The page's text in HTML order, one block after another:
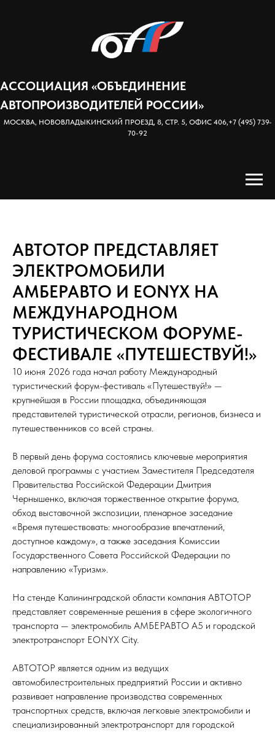
АССОЦИАЦИЯ «ОБЪЕДИНЕНИЕ
АВТОПРОИЗВОДИТЕЛЕЙ РОССИИ»
МОСКВА, НОВОВЛАДЫКИНСКИЙ ПРОЕЗД, 8, СТР. 5, ОФИС 406,+7 (495) 739-
70-92
АВТОТОР ПРЕДСТАВЛЯЕТ
ЭЛЕКТРОМОБИЛИ
АМБЕРАВТО И EONYX НА
МЕЖДУНАРОДНОМ
ТУРИСТИЧЕСКОМ ФОРУМЕ-
ФЕСТИВАЛЕ «ПУТЕШЕСТВУЙ!»
10 июня 2026 года начал работу Международный
туристический форум-фестиваль «Путешествуй!» —
крупнейшая в России площадка, объединяющая
представителей туристической отрасли, регионов, бизнеса и
путешественников со всей страны.
В первый день форума состоялись ключевые мероприятия
деловой программы с участием Заместителя Председателя
Правительства Российской Федерации Дмитрия
Чернышенко, включая торжественное открытие форума,
обход выставочной экспозиции, пленарное заседание
«Время путешествовать: многообразие впечатлений,
доступное каждому», а также заседания Комиссии
Государственного Совета Российской Федерации по
направлению «Туризм».
На стенде Калининградской области компания АВТОТОР
представляет современные решения в сфере экологичного
транспорта — электромобиль АМБЕРАВТО А5 и городской
электротранспорт EONYX City.
АВТОТОР является одним из ведущих
автомобилестроительных предприятий России и активно
развивает направление производства современных
транспортных средств, включая легковые электромобили и
специализированный электротранспорт для городской